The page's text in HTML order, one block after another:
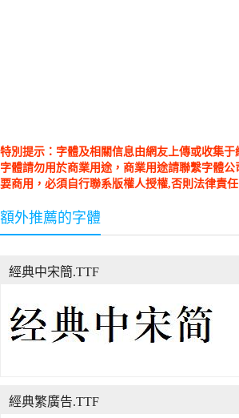
特別提示：字體及相關信息由網友上傳或收集于
字體請勿用於商業用途，商業用途請聯繫字體
要商用，必須自行聯系版權人授權,否則法律責任
額外推薦的字體
經典中宋簡.TTF
經典繁廣告.TTF